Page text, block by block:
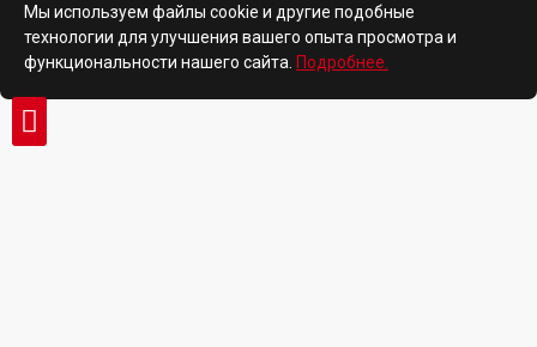
Мы используем файлы cookie и другие подобные
технологии для улучшения вашего опыта просмотра и
функциональности нашего сайта. Подробнее.